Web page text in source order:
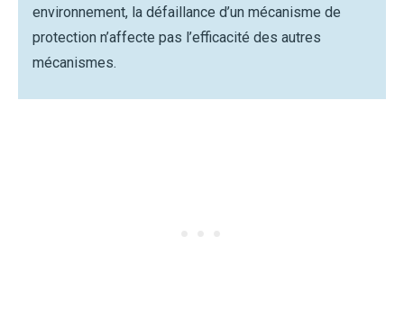
environnement, la défaillance d’un mécanisme de
protection n’affecte pas l’efficacité des autres
mécanismes.